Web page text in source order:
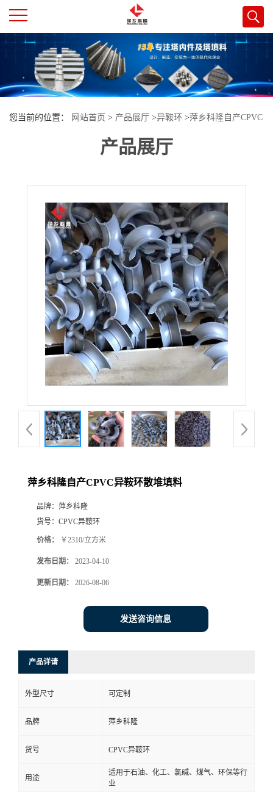
公
司
产
品
系
方
式
在
您当前的位置： 网站首页 > 产品展厅 >异鞍环 >萍乡科隆自产CPVC
产品展厅
萍乡科隆自产CPVC异鞍环散堆填料
品牌： 萍乡科隆
货号： CPVC异鞍环
价格： ￥2310/立方米
发布日期： 2023-04-10
更新日期： 2026-08-06
发送咨询信息
产品详请
外型尺寸 可定制
品牌 萍乡科隆
货号 CPVC异鞍环
用途
适用于石油、化工、氯碱、煤气、环保等行
业